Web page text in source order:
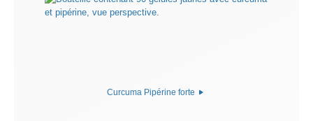
Curcuma Pipérine forte